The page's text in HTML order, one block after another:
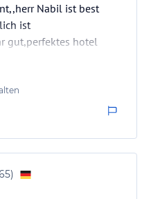
Nabil ist best
ist
gut,perfektes hotel
)